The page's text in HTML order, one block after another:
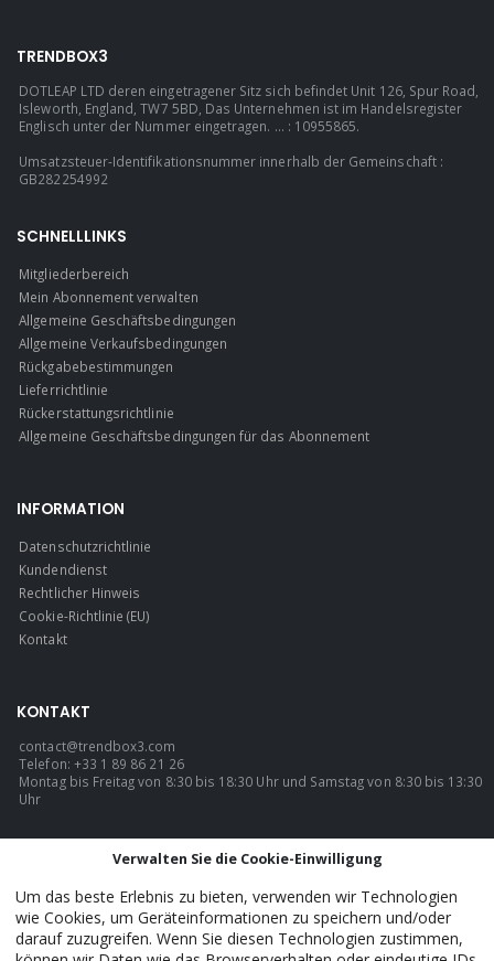
TRENDBOX3
DOTLEAP LTD deren eingetragener Sitz sich befindet Unit 126, Spur Road,
Isleworth, England, TW7 5BD, Das Unternehmen ist im Handelsregister
Englisch unter der Nummer eingetragen. ... : 10955865.
Umsatzsteuer-Identifikationsnummer innerhalb der Gemeinschaft :
GB282254992
SCHNELLLINKS
Mitgliederbereich
Mein Abonnement verwalten
Allgemeine Geschäftsbedingungen
Allgemeine Verkaufsbedingungen
Rückgabebestimmungen
Lieferrichtlinie
Rückerstattungsrichtlinie
Allgemeine Geschäftsbedingungen für das Abonnement
INFORMATION
Datenschutzrichtlinie
Kundendienst
Rechtlicher Hinweis
Cookie-Richtlinie (EU)
Kontakt
KONTAKT
contact@trendbox3.com
Telefon: +33 1 89 86 21 26
Montag bis Freitag von 8:30 bis 18:30 Uhr und Samstag von 8:30 bis 13:30
Uhr
Verwalten Sie die Cookie-Einwilligung
Um das beste Erlebnis zu bieten, verwenden wir Technologien
wie Cookies, um Geräteinformationen zu speichern und/oder
darauf zuzugreifen. Wenn Sie diesen Technologien zustimmen,